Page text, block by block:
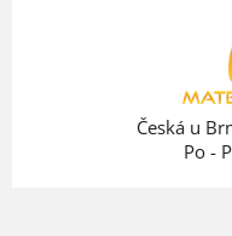
Česká u
Po -